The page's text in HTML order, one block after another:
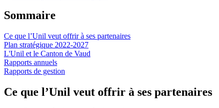
Sommaire
Ce que l’Unil veut offrir à ses partenaires
Plan stratégique 2022-2027
L'Unil et le Canton de Vaud
Rapports annuels
Rapports de gestion
Ce que l’Unil veut offrir à ses partenaires